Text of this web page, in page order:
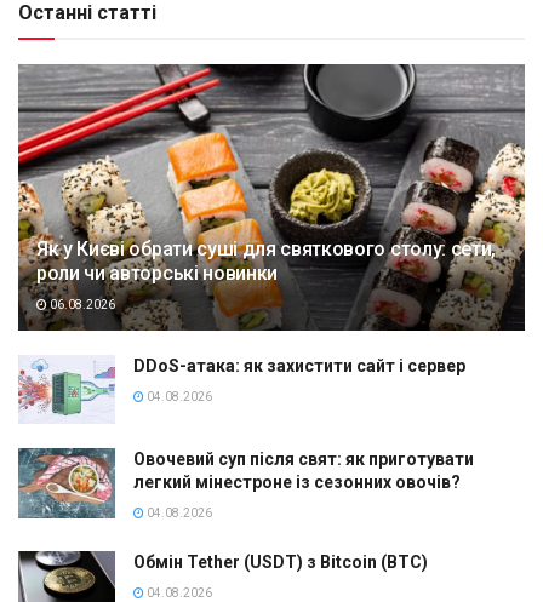
Останні статті
Як у Києві обрати суші для святкового столу: сети,
роли чи авторські новинки
06.08.2026
DDoS-атака: як захистити сайт і сервер
04.08.2026
Овочевий суп після свят: як приготувати
легкий мінестроне із сезонних овочів?
04.08.2026
Обмін Tether (USDT) з Bitcoin (BTC)
04.08.2026